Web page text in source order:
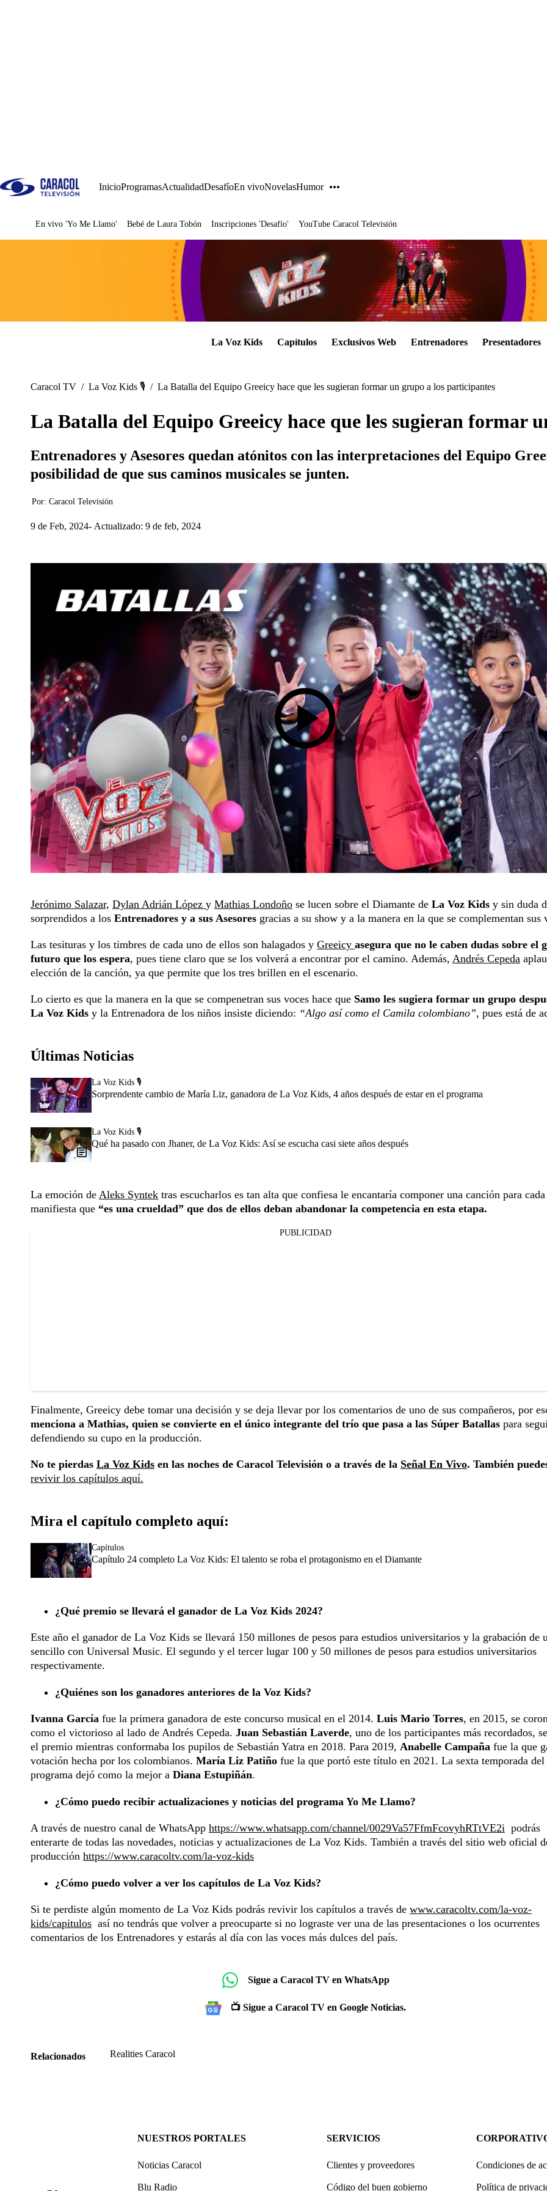
InicioProgramasActualidadDesafíoEn vivoNovelasHumor
Juegos
En vivo 'Yo Me Llamo' Bebé de Laura Tobón Inscripciones 'Desafío' YouTube Caracol Televisión
La Voz Kids Capítulos Exclusivos Web Entrenadores Presentadores
Caracol TV / La Voz Kids 🎙️ / La Batalla del Equipo Greeicy hace que les sugieran formar un grupo a los participantes
La Batalla del Equipo Greeicy hace que les sugieran formar
Entrenadores y Asesores quedan atónitos con las interpretaciones del Equipo
posibilidad de que sus caminos musicales se junten.
Por: Caracol Televisión
9 de Feb, 2024 Actualizado: 9 de feb, 2024
Jerónimo Salazar, Dylan Adrián López y Mathias Londoño se lucen sobre el Diamante de La Voz Kids y sin duda
sorprendidos a los Entrenadores y a sus Asesores gracias a su show y a la manera en la que se complementan sus
Las tesituras y los timbres de cada uno de ellos son halagados y Greeicy asegura que no le caben dudas sobre el
futuro que los espera, pues tiene claro que se los volverá a encontrar por el camino. Además, Andrés Cepeda
elección de la canción, ya que permite que los tres brillen en el escenario.
Lo cierto es que la manera en la que se compenetran sus voces hace que Samo les sugiera formar un grupo
La Voz Kids y la Entrenadora de los niños insiste diciendo: “Algo así como el Camila colombiano”, pues está de
Últimas Noticias
La Voz Kids 🎙️
Sorprendente cambio de María Liz, ganadora de La Voz Kids, 4 años después de estar en el programa
La Voz Kids 🎙️
Qué ha pasado con Jhaner, de La Voz Kids: Así se escucha casi siete años después
La emoción de Aleks Syntek tras escucharlos es tan alta que confiesa le encantaría componer una canción para
manifiesta que “es una crueldad” que dos de ellos deban abandonar la competencia en esta etapa.
PUBLICIDAD
Finalmente, Greeicy debe tomar una decisión y se deja llevar por los comentarios de uno de sus compañeros, por
menciona a Mathias, quien se convierte en el único integrante del trío que pasa a las Súper Batallas para
defendiendo su cupo en la producción.
No te pierdas La Voz Kids en las noches de Caracol Televisión o a través de la Señal En Vivo. También
revivir los capítulos aquí.
Mira el capítulo completo aquí:
Capítulos
Capítulo 24 completo La Voz Kids: El talento se roba el protagonismo en el Diamante
¿Qué premio se llevará el ganador de La Voz Kids 2024?
Este año el ganador de La Voz Kids se llevará 150 millones de pesos para estudios universitarios y la grabación de
sencillo con Universal Music. El segundo y el tercer lugar 100 y 50 millones de pesos para estudios universitarios
respectivamente.
¿Quiénes son los ganadores anteriores de la Voz Kids?
Ivanna García fue la primera ganadora de este concurso musical en el 2014. Luis Mario Torres, en 2015, se
como el victorioso al lado de Andrés Cepeda. Juan Sebastián Laverde, uno de los participantes más recordados,
el premio mientras conformaba los pupilos de Sebastián Yatra en 2018. Para 2019, Anabelle Campaña fue la que
votación hecha por los colombianos. María Liz Patiño fue la que portó este título en 2021. La sexta temporada del
programa dejó como la mejor a Diana Estupiñán.
¿Cómo puedo recibir actualizaciones y noticias del programa Yo Me Llamo?
A través de nuestro canal de WhatsApp https://www.whatsapp.com/channel/0029Va57FfmFcovyhRTtVE2i podrás
enterarte de todas las novedades, noticias y actualizaciones de La Voz Kids. También a través del sitio web oficial
producción https://www.caracoltv.com/la-voz-kids
¿Cómo puedo volver a ver los capítulos de La Voz Kids?
Si te perdiste algún momento de La Voz Kids podrás revivir los capítulos a través de www.caracoltv.com/la-voz-
kids/capitulos así no tendrás que volver a preocuparte si no lograste ver una de las presentaciones o los ocurrentes
comentarios de los Entrenadores y estarás al día con las voces más dulces del país.
Sigue a Caracol TV en WhatsApp
📺 Sigue a Caracol TV en Google Noticias.
Relacionados Realities Caracol
NUESTROS PORTALES
Noticias Caracol
Blu Radio
SERVICIOS
Clientes y proveedores
Código del buen gobierno
Condiciones de
Política de